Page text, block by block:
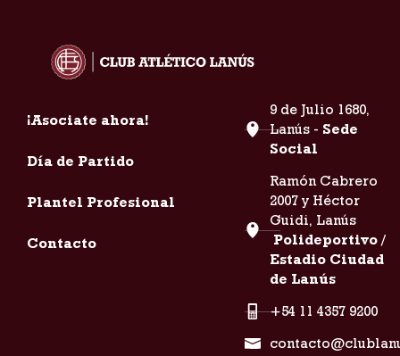
¡Asociate ahora!
Día de Partido
Plantel Profesional
Contacto
9 de Julio 1680,
Lanús - Sede
Social
Ramón Cabrero
2007 y Héctor
Guidi, Lanús
Polideportivo /
Estadio Ciudad
de Lanús
+54 11 4357 9200